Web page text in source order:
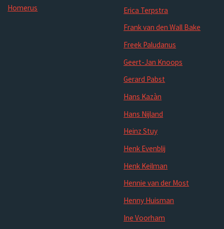
Homerus
Erica Terpstra
Frank van den Wall Bake
Freek Paludanus
Geert-Jan Knoops
Gerard Pabst
Hans Kazàn
Hans Nijland
Heinz Stuy
Henk Evenblij
Henk Keilman
Hennie van der Most
Henny Huisman
Ine Voorham